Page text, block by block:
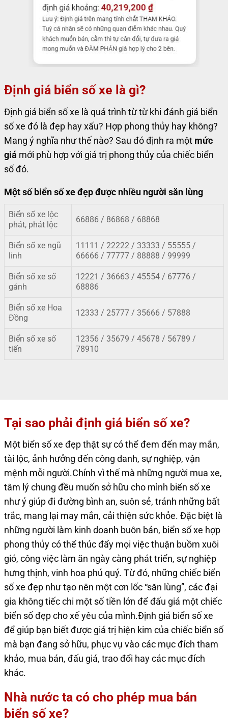
Định giá biển số xe là gì?
Định giá biển số xe là quá trình từ từ khi đánh giá biển
số xe đó là đẹp hay xấu? Hợp phong thủy hay không?
Mang ý nghĩa như thế nào? Sau đó định ra một mức
giá mới phù hợp với giá trị phong thủy của chiếc biển
số đó.
Một số biển số xe đẹp được nhiều người săn lùng
Biển số xe lộc
phát, phát lộc
66886 / 86868 / 68868
Biển số xe ngũ
linh
11111 / 22222 / 33333 / 55555 /
66666 / 77777 / 88888 / 99999
Biển số xe số
gánh
12221 / 36663 / 45554 / 67776 /
68886
Biển số xe Hoa
Đồng
12333 / 25777 / 35666 / 57888
Biển số xe số
tiến
12356 / 35679 / 45678 / 56789 /
78910
Tại sao phải định giá biển số xe?
Một biển số xe đẹp thật sự có thể đem đến may mắn,
tài lộc, ảnh hưởng đến công danh, sự nghiệp, vận
mệnh mỗi người.Chính vì thế mà những người mua xe,
tâm lý chung đều muốn sở hữu cho mình biển số xe
như ý giúp đi đường bình an, suôn sẻ, tránh những bất
trắc, mang lại may mắn, cải thiện sức khỏe. Đặc biệt là
những người làm kinh doanh buôn bán, biển số xe hợp
phong thủy có thể thúc đẩy mọi việc thuận buồm xuôi
gió, công việc làm ăn ngày càng phát triển, sự nghiệp
hưng thịnh, vinh hoa phú quý. Từ đó, những chiếc biển
số xe đẹp như tạo nên một cơn lốc “săn lùng”, các đại
gia không tiếc chi một số tiền lớn để đấu giá một chiếc
biển số đẹp cho xế yêu của mình.Định giá biển số xe
để giúp bạn biết được giá trị hiện kim của chiếc biển số
mà bạn đang sở hữu, phục vụ vào các mục đích tham
khảo, mua bán, đấu giá, trao đổi hay các mục đích
khác.
Nhà nước ta có cho phép mua bán
biển số xe?